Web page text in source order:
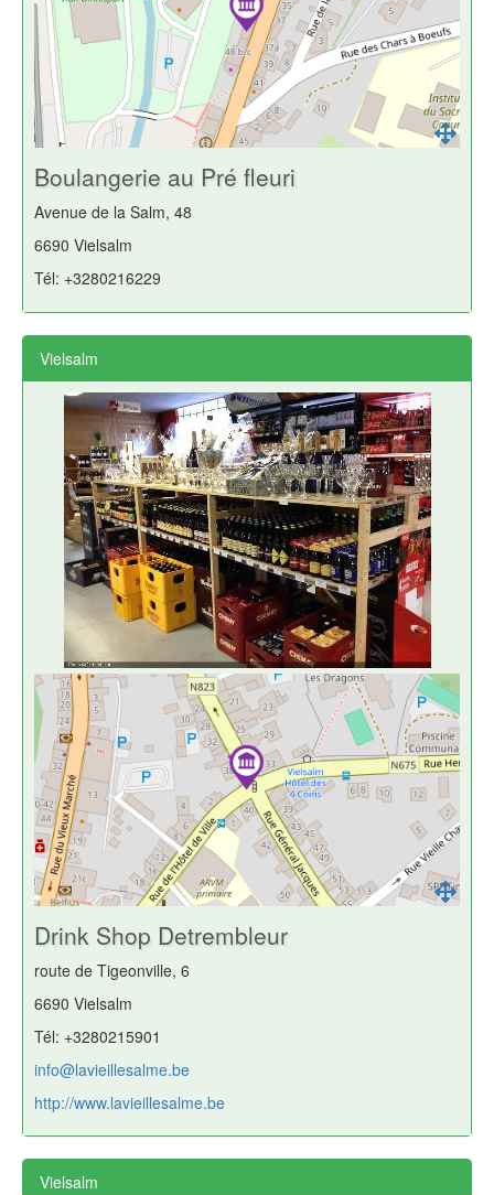
Boulangerie au Pré fleuri
Avenue de la Salm, 48
6690 Vielsalm
Tél: +3280216229
Vielsalm
Drink Shop Detrembleur
route de Tigeonville, 6
6690 Vielsalm
Tél: +3280215901
info@lavieillesalme.be
http://www.lavieillesalme.be
Vielsalm